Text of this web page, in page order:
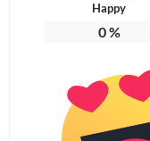
Happy
0%